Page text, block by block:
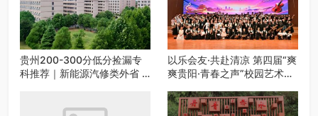
贵州200-300分低分捡漏专
科推荐｜新能源汽修类外省 5
以乐会友·共赴清凉 第四届“爽
爽贵阳·青春之声”校园艺术交